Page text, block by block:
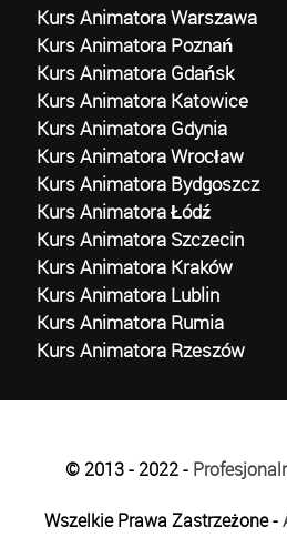
Kurs Animatora Warszawa
Kurs Animatora Poznań
Kurs Animatora Gdańsk
Kurs Animatora Katowice
Kurs Animatora Gdynia
Kurs Animatora Wrocław
Kurs Animatora Bydgoszcz
Kurs Animatora Łódź
Kurs Animatora Szczecin
Kurs Animatora Kraków
Kurs Animatora Lublin
Kurs Animatora Rumia
Kurs Animatora Rzeszów
© 2013 - 2022 -
Wszelkie Prawa Zastrzeżone -